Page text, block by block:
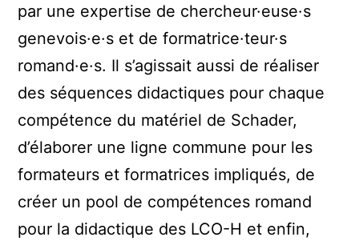
par une expertise de chercheur·euse·s
genevois·e·s et de formatrice·teur·s
romand·e·s. Il s’agissait aussi de réaliser
des séquences didactiques pour chaque
compétence du matériel de Schader,
d’élaborer une ligne commune pour les
formateurs et formatrices impliqués, de
créer un pool de compétences romand
pour la didactique des LCO-H et enfin,